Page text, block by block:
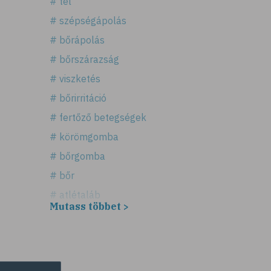
# szépségápolás
# bőrápolás
# bőrszárazság
# viszketés
# bőrirritáció
# fertőző betegségek
# körömgomba
# bőrgomba
# bőr
# atlétaláb
Mutass többet >